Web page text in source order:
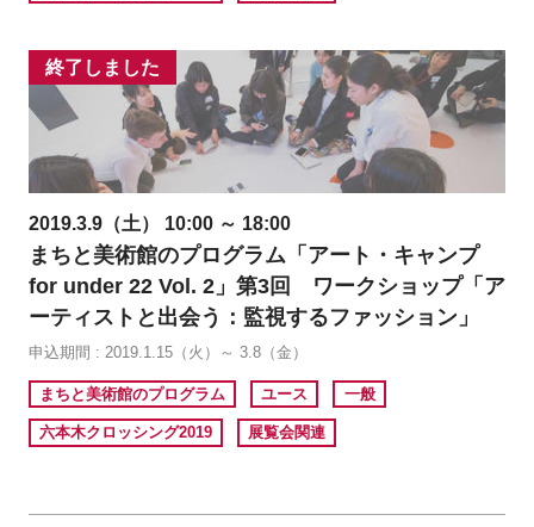
終了しました
2019.3.9（土） 10:00 ～ 18:00
まちと美術館のプログラム「アート・キャンプ
for under 22 Vol. 2」第3回 ワークショップ「ア
ーティストと出会う：監視するファッション」
申込期間 : 2019.1.15（火）～ 3.8（金）
まちと美術館のプログラム ユース 一般
六本木クロッシング2019 展覧会関連